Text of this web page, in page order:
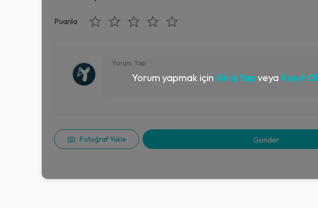
Puanla
Fotoğraf Yükle
Yorum yapmak için Giriş Yap veya Kayıt Ol